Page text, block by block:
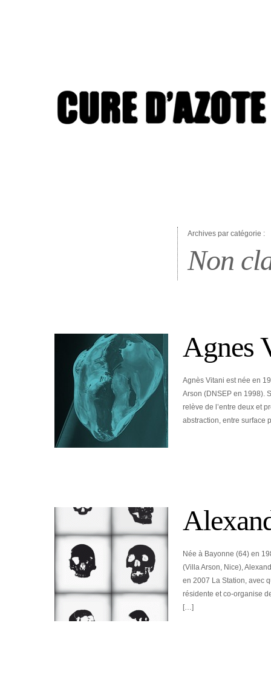
Archives par catégorie :
Non
Agnes
Agnès Vitani est née en
Arson (DNSEP en 1998).
relève de l’entre deux et
abstraction, entre surface
Née à Bayonne (64) en
(Villa Arson, Nice),
en 2007 La Station, avec
résidente et co-organise
[…]